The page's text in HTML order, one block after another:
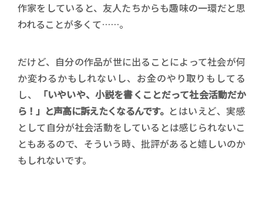
作家をしていると、友人たちからも趣味の一環だと思
われることが多くて……。
だけど、自分の作品が世に出ることによって社会が何
か変わるかもしれないし、お金のやり取りもしてる
し、
「いやいや、小説を書くことだって社会活動だか
ら！」と声高に訴えたくなるんです。 とはいえど、実感
として自分が社会活動をしているとは感じられないこ
ともあるので、そういう時、批評があると嬉しいのか
もしれないです。